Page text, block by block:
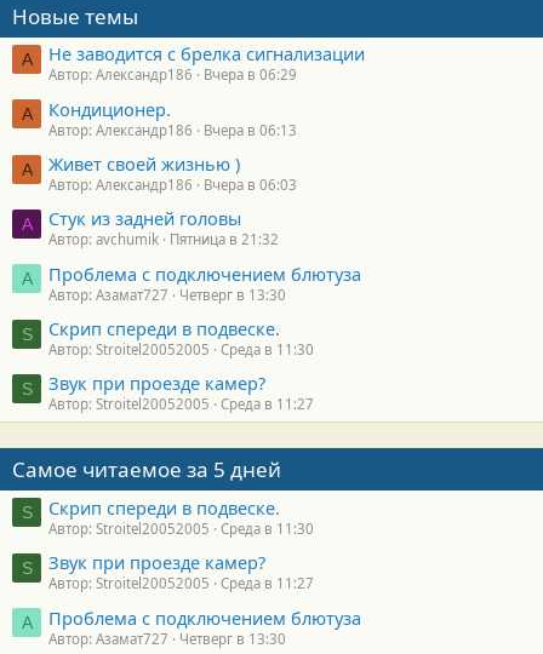
Новые темы
А Не заводится с брелка сигнализации
Автор: Александр186 Вчера в 06:29
А Кондиционер.
Автор: Александр186 Вчера в 06:13
А Живет своей жизнью )
Автор: Александр186 Вчера в 06:03
A Стук из задней головы
Автор: avchumik Пятница в 21:32
А Проблема с подключением блютуза
Автор: Азамат727 Четверг в 13:30
S Скрип спереди в подвеске.
Автор: Stroitel20052005 Среда в 11:30
S Звук при проезде камер?
Автор: Stroitel20052005 Среда в 11:27
Самое читаемое за 5 дней
S Скрип спереди в подвеске.
Автор: Stroitel20052005 Среда в 11:30
S Звук при проезде камер?
Автор: Stroitel20052005 Среда в 11:27
А Проблема с подключением блютуза
Автор: Азамат727 Четверг в 13:30